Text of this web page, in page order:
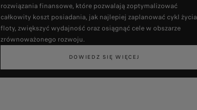
rozwiązania finansowe, które pozwalają zoptymalizować
całkowity koszt posiadania, jak najlepiej zaplanować cykl życia
floty, zwiększyć wydajność oraz osiągnąć cele w obszarze
zrównoważonego rozwoju.
DOWIEDZ SIĘ WIĘCEJ